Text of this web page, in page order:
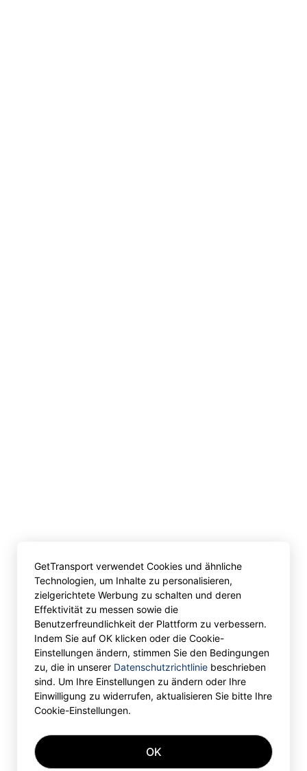
GetTransport verwendet Cookies und ähnliche
Technologien, um Inhalte zu personalisieren,
zielgerichtete Werbung zu schalten und deren
Effektivität zu messen sowie die
Benutzerfreundlichkeit der Plattform zu verbessern.
Indem Sie auf OK klicken oder die Cookie-
Einstellungen ändern, stimmen Sie den Bedingungen
zu, die in unserer Datenschutzrichtlinie beschrieben
sind. Um Ihre Einstellungen zu ändern oder Ihre
Einwilligung zu widerrufen, aktualisieren Sie bitte Ihre
Cookie-Einstellungen.
OK